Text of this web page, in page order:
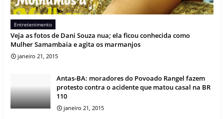
Entretenimento
Veja as fotos de Dani Souza nua; ela ficou conhecida como
Mulher Samambaia e agita os marmanjos
janeiro 21, 2015
Antas-BA: moradores do Povoado Rangel fazem
protesto contra o acidente que matou casal na BR
110
janeiro 21, 2015